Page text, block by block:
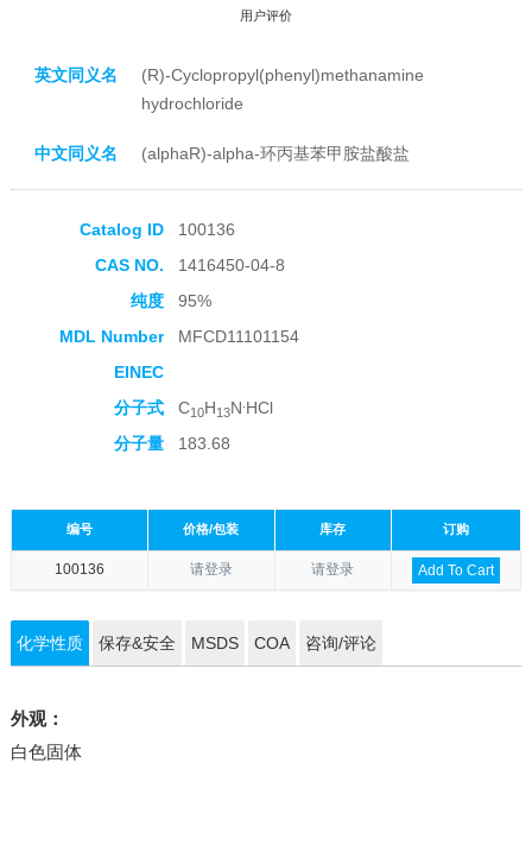
用户评价
收藏产品
英文同义名
(R)-Cyclopropyl(phenyl)methanamine
hydrochloride
中文同义名 (alphaR)-alpha-环丙基苯甲胺盐酸盐
Catalog ID
100136
CAS NO.
1416450-04-8
纯度
95%
MDL Number
MFCD11101154
EINEC
分子式
C10H13N HCl
分子量
183.68
编号 价格/包装 库存 订购
100136 请登录 请登录 Add To Cart
化学性质 保存&安全 MSDS COA 咨询/评论
外观：
白色固体